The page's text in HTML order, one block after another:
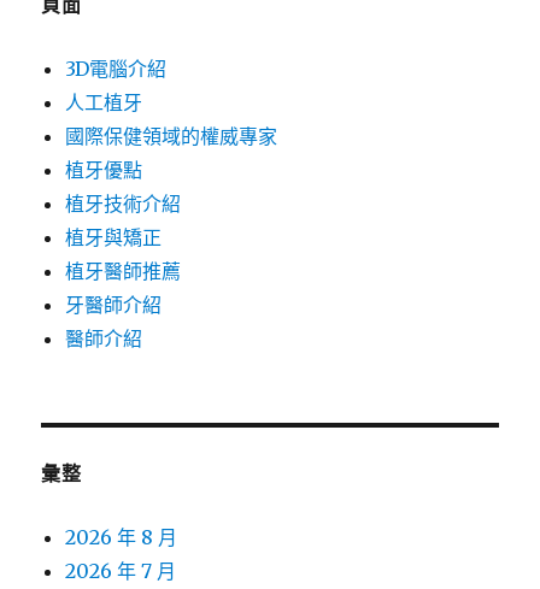
頁面
3D電腦介紹
人工植牙
國際保健領域的權威專家
植牙優點
植牙技術介紹
植牙與矯正
植牙醫師推薦
牙醫師介紹
醫師介紹
彙整
2026 年 8 月
2026 年 7 月